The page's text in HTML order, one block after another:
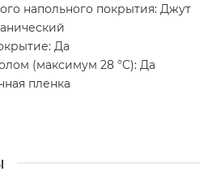
напольного покрытия: Джут
Да
(максимум 28 °C): Да
пленка